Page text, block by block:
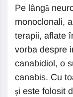
Pe lângă
monoclonali,
terapii, aflate
vorba despre
canabidiol, o
canabis. Cu
și este folosit